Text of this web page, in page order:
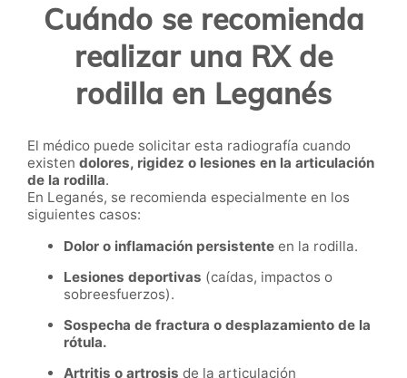
Cuándo se recomienda
realizar una RX de
rodilla en Leganés
El médico puede solicitar esta radiografía cuando
existen dolores, rigidez o lesiones en la articulación
de la rodilla.
En Leganés, se recomienda especialmente en los
siguientes casos:
Dolor o inflamación persistente en la rodilla.
Lesiones deportivas (caídas, impactos o
sobreesfuerzos).
Sospecha de fractura o desplazamiento de la
rótula.
Artritis o artrosis de la articulación